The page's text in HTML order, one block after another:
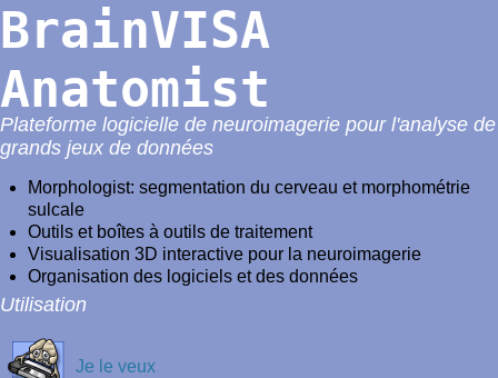
BrainVISA
Anatomist
Plateforme logicielle de neuroimagerie pour l'analyse de
grands jeux de données
Morphologist: segmentation du cerveau et morphométrie
sulcale
Outils et boîtes à outils de traitement
Visualisation 3D interactive pour la neuroimagerie
Organisation des logiciels et des données
Utilisation
Je le veux